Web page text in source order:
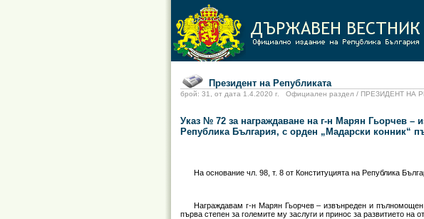
Президент на Републиката
брой: 31, от дата 1.4.2020 г. Официален раздел / ПРЕЗИДЕНТ НА
Указ № 72 за награждаване на г-н Марян Гьорчев
Република България, с орден „Мадарски конник“
На основание чл. 98, т. 8 от Конституцията на Република
Награждавам г-н Марян Гьорчев–извънреден и пълномощен
първа степен за големите му заслуги и принос за развитието